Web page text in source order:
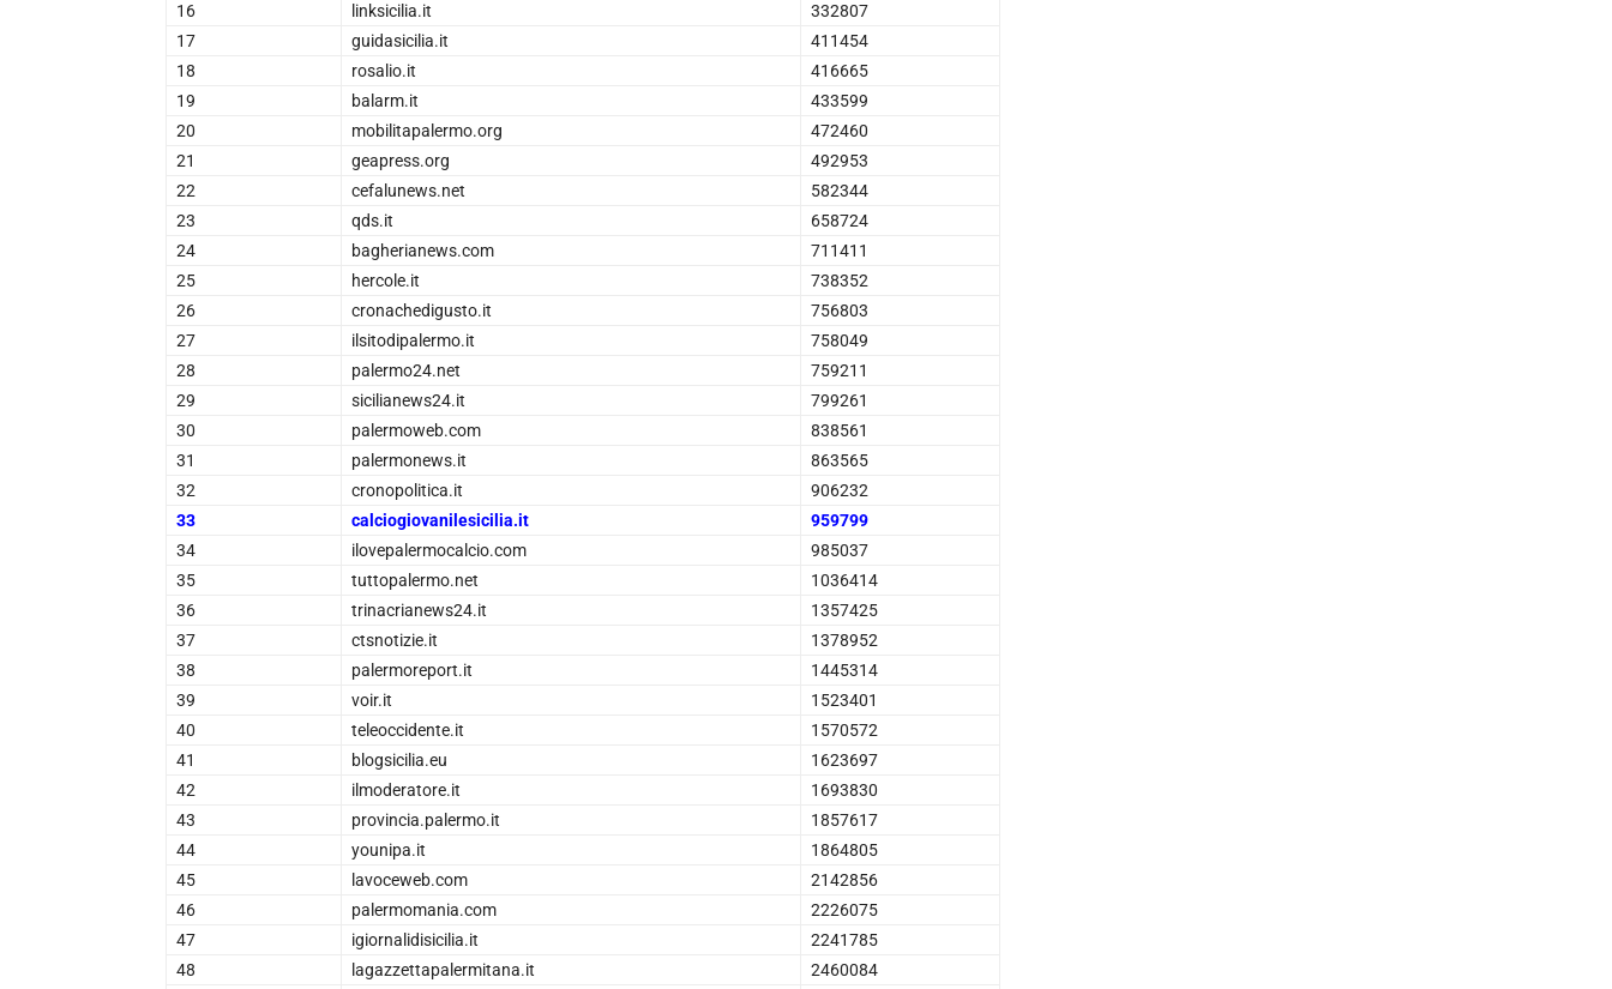
16
linksicilia.it
332807
17
guidasicilia.it
411454
18
rosalio.it
416665
19
balarm.it
433599
20
mobilitapalermo.org
472460
21
geapress.org
492953
22
cefalunews.net
582344
23
qds.it
658724
24
bagherianews.com
711411
25
hercole.it
738352
26
cronachedigusto.it
756803
27
ilsitodipalermo.it
758049
28
palermo24.net
759211
29
sicilianews24.it
799261
30
palermoweb.com
838561
31
palermonews.it
863565
32
cronopolitica.it
906232
33
calciogiovanilesicilia.it
959799
34
ilovepalermocalcio.com
985037
35
tuttopalermo.net
1036414
36
trinacrianews24.it
1357425
37
ctsnotizie.it
1378952
38
palermoreport.it
1445314
39
voir.it
1523401
40
teleoccidente.it
1570572
41
blogsicilia.eu
1623697
42
ilmoderatore.it
1693830
43
provincia.palermo.it
1857617
44
younipa.it
1864805
45
lavoceweb.com
2142856
46
palermomania.com
2226075
47
igiornalidisicilia.it
2241785
48
lagazzettapalermitana.it
2460084